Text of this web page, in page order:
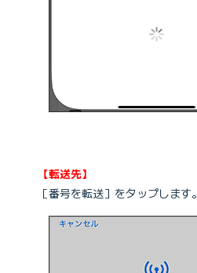
【転送先】
［番号を転送］をタップします。